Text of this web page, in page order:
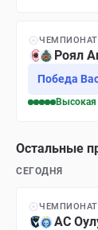
ЧЕМПИОНАТ
Роял
Победа
Высокая
Остальные
СЕГОДНЯ
АС